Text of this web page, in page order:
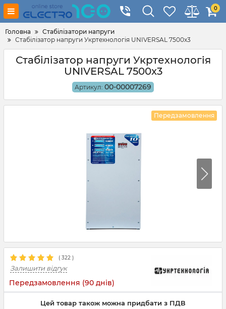
0
Головна
Стабілізатори напруги
Стабілізатор напруги Укртехнологія UNIVERSAL 7500x3
Стабілізатор напруги Укртехнологія
UNIVERSAL 7500x3
Артикул: 00-00007269
Передзамовлення
( 322 )
Залишити відгук
Передзамовлення (90 днів)
Цей товар також можна придбати з ПДВ